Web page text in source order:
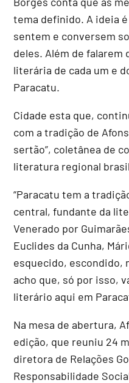
tema definido. A ideia
sentem e conversem
deles. Além de falarem
literária de cada um e
Paracatu.
Cidade esta que,
com a tradição de
sertão”, coletânea de
literatura regional
“Paracatu tem a
central, fundante da
Venerado por
Euclides da Cunha,
esquecido, escondido,
acho que, só por isso,
literário aqui em
Na mesa de abertura,
edição, que reuniu 24
diretora de Relações
Responsabilidade